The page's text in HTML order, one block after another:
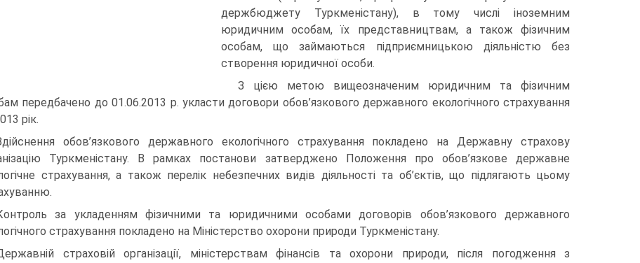
держбюджету Туркме­ністану), в тому числі іноземним
юридичним особам, їх представ­ництвам, а також фізичним
особам, що займаються підприєм­ницькою діяльністю без
створення юридичної особи.
З цією метою вищеозначеним юридичним та фізичним
передбачено до 01.06.2013 р. укласти договори обов’язкового державного екологічного страхування
рік.
обов’язкового державного екологічного страху­вання покладено на Державну страхову
Туркменістану. В рамках постанови затверджено Положення про обов’язкове державне
страхування, а також перелік небезпечних видів діяльності та об’єктів, що підлягають цьому
за укладенням фізичними та юридичними особами договорів обов’язкового державного
страхування покладено на Міністерство охорони природи Туркменістану.
страховій організації, міністерствам фінансів та охорони природи, після погодження з